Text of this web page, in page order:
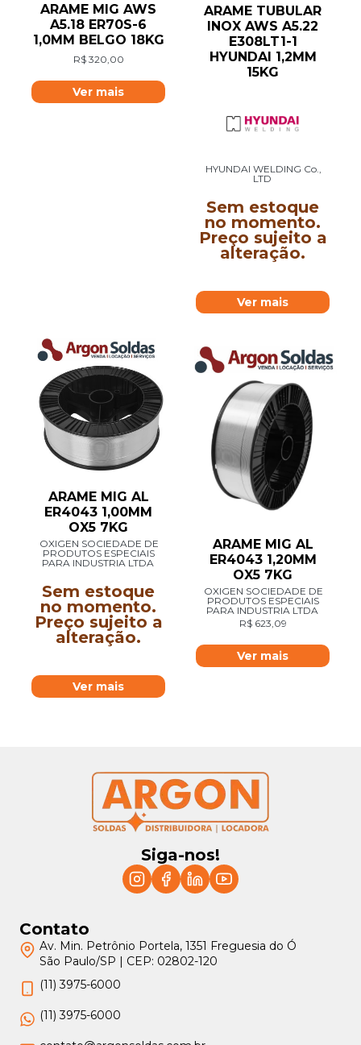
ARAME MIG AWS
A5.18 ER70S-6
1,0MM BELGO 18KG
R$320,00
Ver mais
ARAME TUBULAR
INOX AWS A5.22
E308LT1-1
HYUNDAI 1,2MM
15KG
HYUNDAI WELDING Co.,
LTD
Sem estoque
no momento.
Preço sujeito a
alteração.
Ver mais
ARAME MIG AL
ER4043 1,00MM
OX5 7KG
OXIGEN SOCIEDADE DE
PRODUTOS ESPECIAIS
PARA INDUSTRIA LTDA
Sem estoque
no momento.
Preço sujeito a
alteração.
Ver mais
ARAME MIG AL
ER4043 1,20MM
OX5 7KG
OXIGEN SOCIEDADE DE
PRODUTOS ESPECIAIS
PARA INDUSTRIA LTDA
R$623,09
Ver mais
Siga-nos!
Contato
Av. Min. Petrônio Portela, 1351 Freguesia do Ó
São Paulo/SP | CEP: 02802-120
(11) 3975-6000
(11) 3975-6000